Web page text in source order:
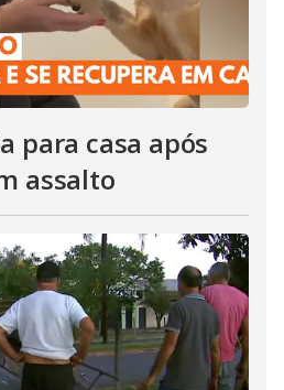
para casa após
assalto